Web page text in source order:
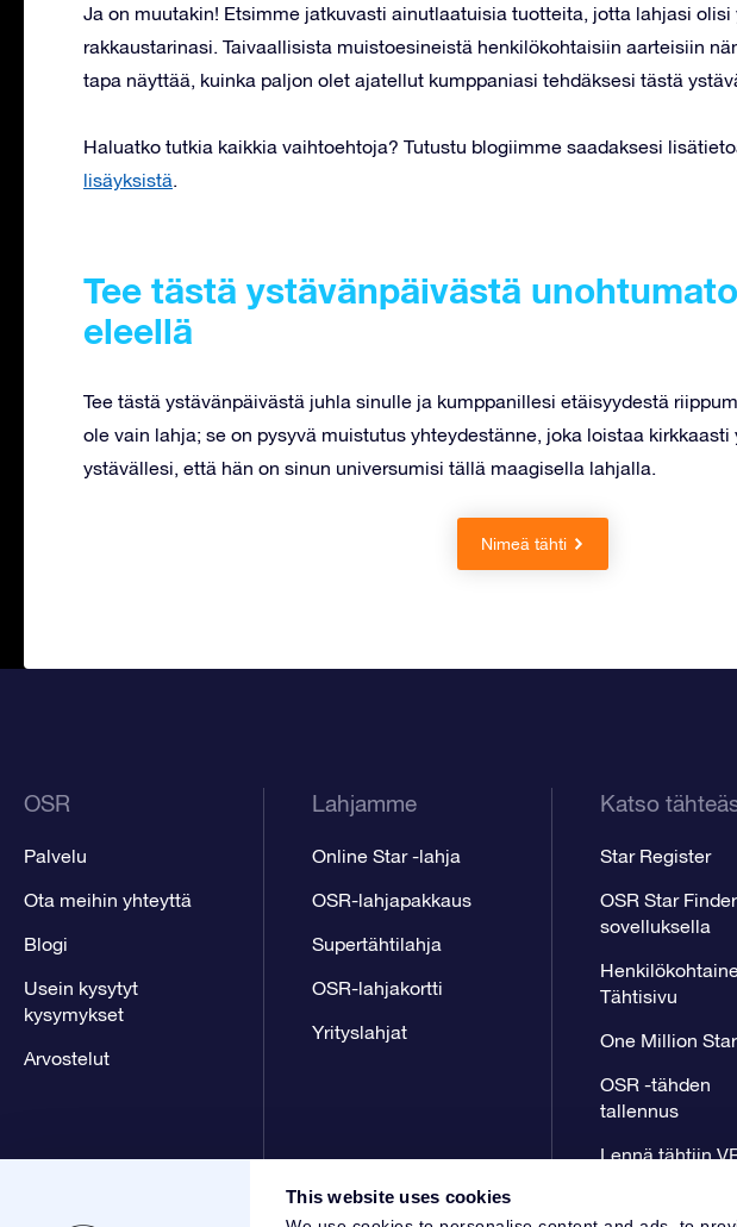
This website uses cookies
Ja on muutakin! Etsimme jatkuvasti ainutlaatuisia tuotteita, jotta lahjasi olisi
rakkaustarinasi. Taivaallisista muistoesineistä henkilökohtaisiin aarteisiin
tapa näyttää, kuinka paljon olet ajatellut kumppaniasi tehdäksesi tästä
Haluatko tutkia kaikkia vaihtoehtoja? Tutustu blogiimme saadaksesi
lisäyksistä.
Tee tästä ystävänpäivästä
eleellä
Tee tästä ystävänpäivästä juhla sinulle ja kumppanillesi etäisyydestä
ole vain lahja; se on pysyvä muistutus yhteydestänne, joka loistaa kirkkaasti
ystävällesi, että hän on sinun universumisi tällä maagisella lahjalla.
Nimeä tähti
OSR
Palvelu
Ota meihin yhteyttä
Blogi
Usein kysytyt
kysymykset
Arvostelut
Lahjamme
Online Star -lahja
OSR-lahjapakkaus
Supertähtilahja
OSR-lahjakortti
Yrityslahjat
Katso
Star Register
OSR Star
sovelluksella
Tähtisivu
One Million
OSR -tähden
tallennus
Lennä tähtiin